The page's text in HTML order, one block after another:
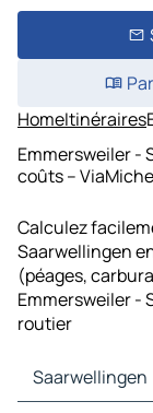
HomeItinéraires
Emmersweiler -
coûts –
Calculez
Saarwellingen
(péages,
Emmersweiler -
routier
Saarwellingen